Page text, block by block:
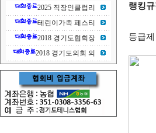
2025 직장인클럽리
테린이가족 페스티
2018 경기도협회장
2018 경기도의회 의
랭킹
등급